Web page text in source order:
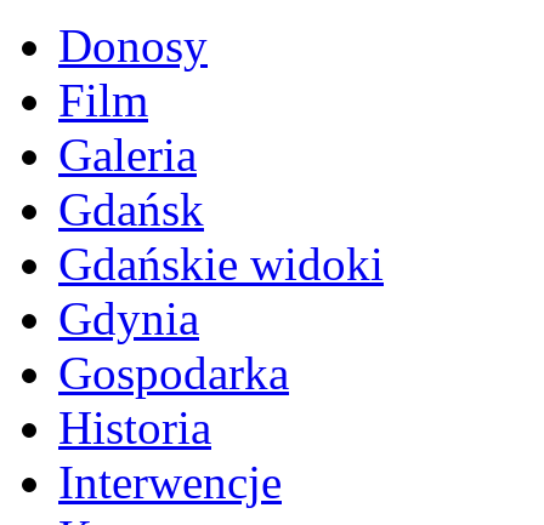
Donosy
Film
Galeria
Gdańsk
Gdańskie widoki
Gdynia
Gospodarka
Historia
Interwencje